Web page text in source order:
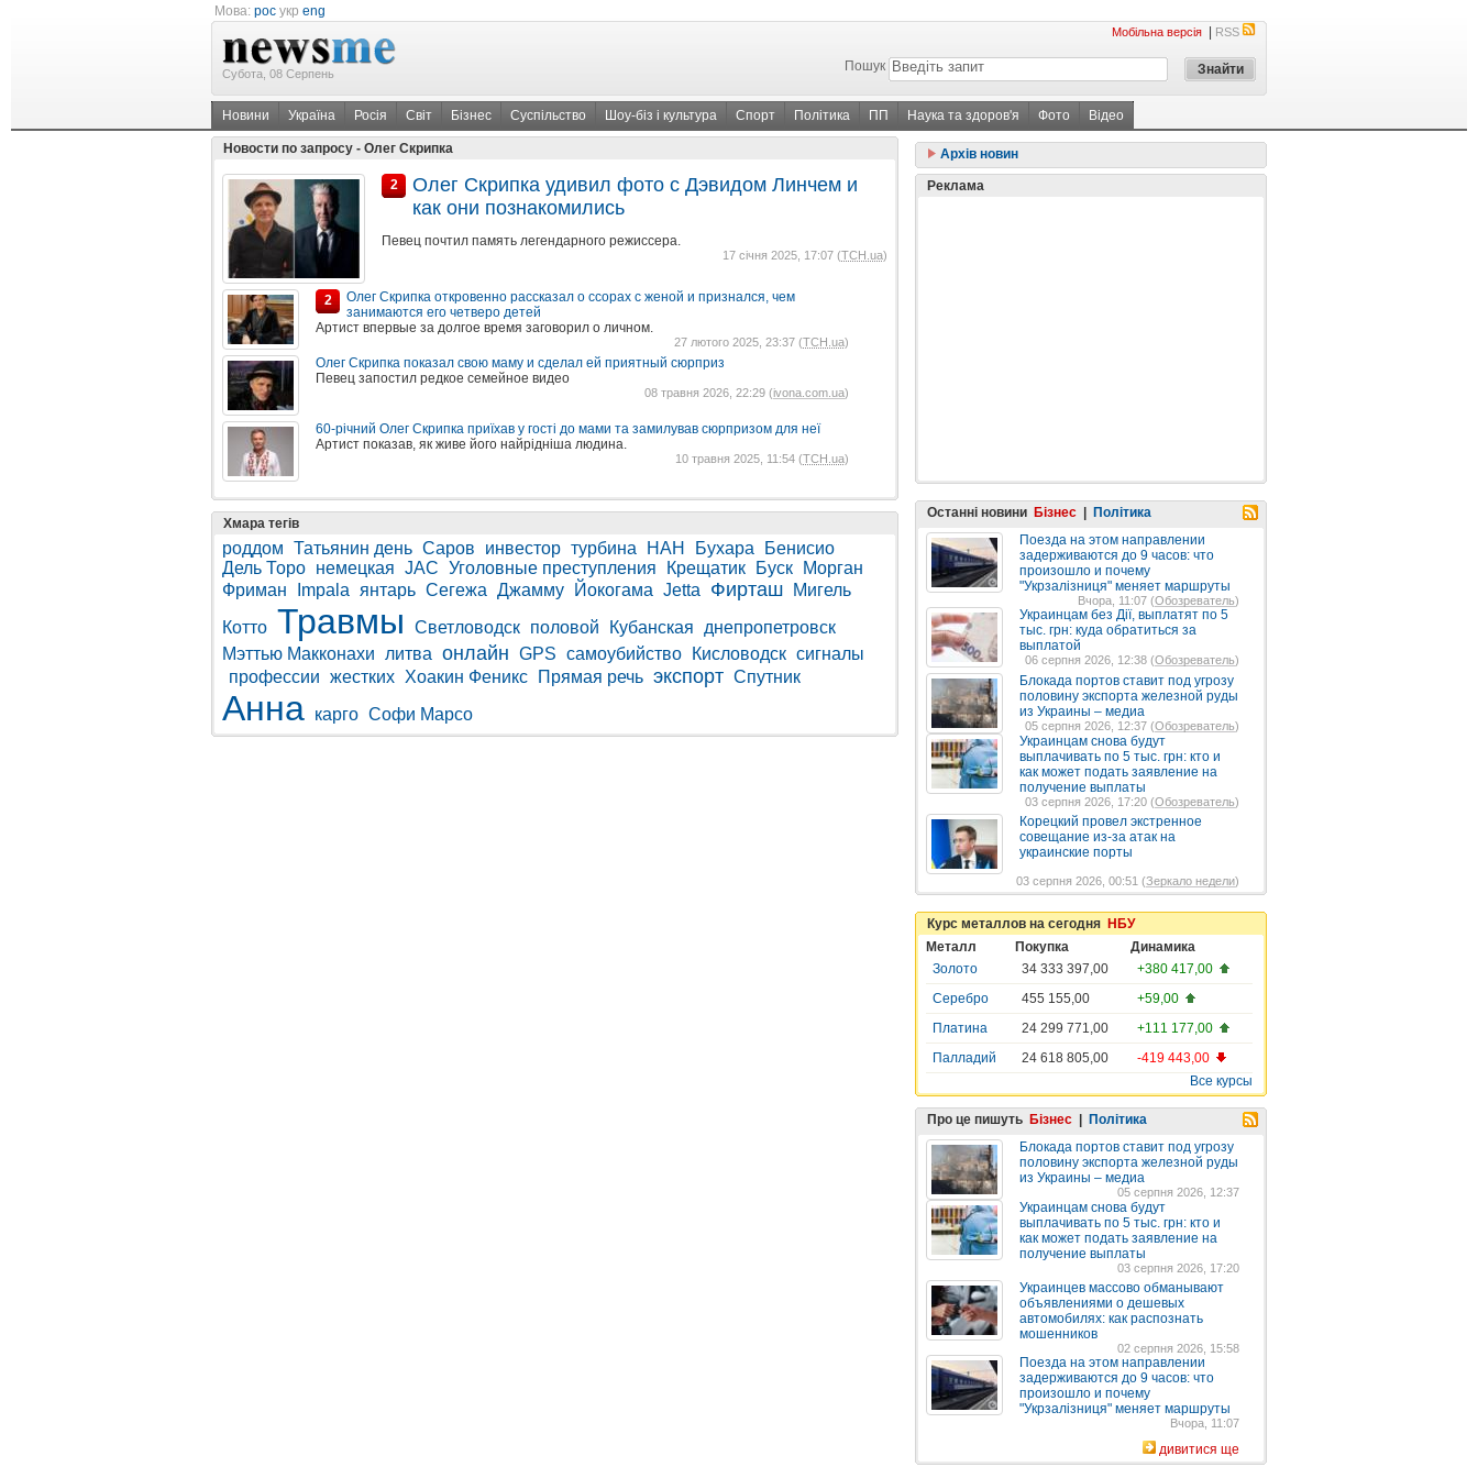
Мова: рос укр eng
Субота, 08 Серпень
Мобільна версія RSS
Пошук
Новини Україна Росія Світ Бізнес Суспільство Шоу-біз і культура Спорт Політика ПП Наука та здоров'я Фото Відео
Новости по запросу - Олег Скрипка
2
Олег Скрипка удивил фото с Дэвидом Линчем и
как они познакомились
Певец почтил память легендарного режиссера.
17 січня 2025, 17:07 (ТСН.ua)
2
Олег Скрипка откровенно рассказал о ссорах с женой и признался, чем
занимаются его четверо детей
Артист впервые за долгое время заговорил о личном.
27 лютого 2025, 23:37 (ТСН.ua)
Олег Скрипка показал свою маму и сделал ей приятный сюрприз
Певец запостил редкое семейное видео
08 травня 2026, 22:29 (ivona.com.ua)
60-річний Олег Скрипка приїхав у гості до мами та замилував сюрпризом для неї
Артист показав, як живе його найрідніша людина.
10 травня 2025, 11:54 (ТСН.ua)
Хмара тегів
роддом Татьянин день Саров инвестор турбина НАН Бухара
Бенисио
Дель Торо немецкая JAC Уголовные преступления Крещатик Буск
Морган
Фриман
Impala янтарь Сегежа Джамму Йокогама Jetta Фирташ
Мигель
Котто Травмы Светловодск половой Кубанская
днепропетровск
Мэттью Макконахи
литва онлайн GPS самоубийство Кисловодск сигналы
профессии жестких Хоакин Феникс Прямая речь экспорт Спутник
Анна карго Софи Марсо
Архів новин
Реклама
Останні новини Бізнес
Політика
Поезда на этом направлении
задерживаются до 9 часов: что
произошло и почему
"Укрзалізниця" меняет маршруты
Вчора, 11:07 (Обозреватель)
Украинцам без Дії, выплатят по 5
тыс. грн: куда обратиться за
выплатой
06 серпня 2026, 12:38 (Обозреватель)
Блокада портов ставит под угрозу
половину экспорта железной руды
из Украины – медиа
05 серпня 2026, 12:37 (Обозреватель)
Украинцам снова будут
выплачивать по 5 тыс. грн: кто и
как может подать заявление на
получение выплаты
03 серпня 2026, 17:20 (Обозреватель)
Корецкий провел экстренное
совещание из-за атак на
украинские порты
03 серпня 2026, 00:51 (Зеркало недели)
Курс металлов на сегодня НБУ
Металл
Покупка
Динамика
Золото
34 333 397,00
+380 417,00
Серебро
455 155,00
+59,00
Платина
24 299 771,00
+111 177,00
Палладий
24 618 805,00
-419 443,00
Все курсы
Про це пишуть Бізнес
Політика
Блокада портов ставит под угрозу
половину экспорта железной руды
из Украины – медиа
05 серпня 2026, 12:37
Украинцам снова будут
выплачивать по 5 тыс. грн: кто и
как может подать заявление на
получение выплаты
03 серпня 2026, 17:20
Украинцев массово обманывают
объявлениями о дешевых
автомобилях: как распознать
мошенников
02 серпня 2026, 15:58
Поезда на этом направлении
задерживаются до 9 часов: что
произошло и почему
"Укрзалізниця" меняет маршруты
Вчора, 11:07
дивитися ще